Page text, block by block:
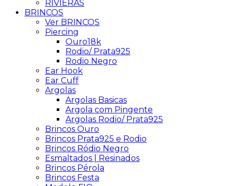
RIVIERAS
BRINCOS
Ver BRINCOS
Piercing
Ouro18k
Rodio/ Prata925
Rodio Negro
Ear Hook
Ear Cuff
Argolas
Argolas Basicas
Argola com Pingente
Argolas Rodio/ Prata925
Brincos Ouro
Brincos Prata925 e Rodio
Brincos Ródio Negro
Esmaltados | Resinados
Brincos Pérola
Brincos Festa